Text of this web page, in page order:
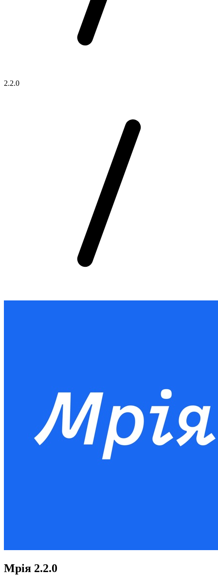
2.2.0
Мрія 2.2.0